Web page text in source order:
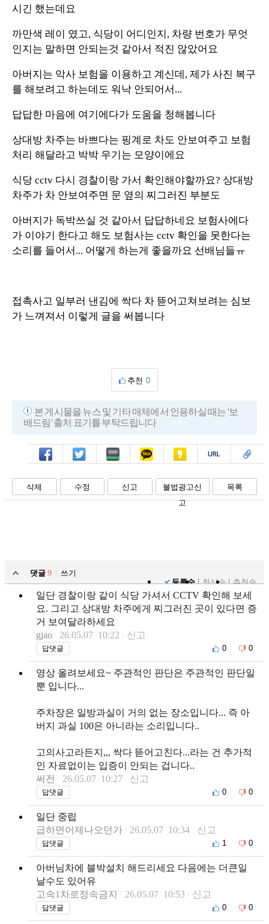
시긴 했는데요
까만색 레이 였고, 식당이 어디인지, 차량 번호가 무엇
인지는 말하면 안되는것 같아서 적진 않았어요
아버지는 악사 보험을 이용하고 계신데, 제가 사진 복구
를 해보려고 하는데도 워낙 안되어서...
답답한 마음에 여기에다가 도움을 청해봅니다
상대방 차주는 바쁘다는 핑계로 차도 안보여주고 보험
처리 해달라고 박박 우기는 모양이에요
식당 cctv 다시 경찰이랑 가서 확인해야할까요? 상대방
차주가 차 안보여주면 문 옆의 찌그러진 부분도
아버지가 독박쓰실 것 같아서 답답하네요 보험사에다
가 이야기 한다고 해도 보험사는 cctv 확인을 못한다는
소리를 들어서... 어떻게 하는게 좋을까요 선배님들ㅠ
접촉사고 일부러 낸김에 싹다 차 뜯어고쳐보려는 심보
가 느껴져서 이렇게 글을 써봅니다
추천 0
본 게시물을 뉴스 및 기타 매체에서 인용하실 때는 '보
배드림' 출처 표기를 부탁드립니다
페북 트윗 밴드 카톡 카스 복사 스크랩
삭제 수정 신고
불법광고신
고
목록
댓글 9
쓰기
등록순
최신순 추천순
일단 경찰이랑 같이 식당 가셔서 CCTV 확인해 보세
요. 그리고 상대방 차주에게 찌그러진 곳이 있다면 증
거 보여달라하세요
gjao
26.05.07 10:22 신고
답댓글 0 0
영상 올려보세요~ 주관적인 판단은 주관적인 판단일
뿐 입니다...
주차장은 일방과실이 거의 없는 장소입니다... 즉 아
버지 과실 100은 아니라는 소리입니다..
고의사고라든지,,, 싹다 뜯어고친다...라는 건 추가적
인 자료없이는 입증이 안되는 겁니다..
써전
26.05.07 10:27 신고
답댓글 0 0
일단 중립
급하면어제나오던가
26.05.07 10:34 신고
답댓글 1 0
아버님차에 블박설치 해드리세요 다음에는 더큰일
날수도 있어유
고속1차로정속금지
26.05.07 10:53 신고
답댓글 0 0